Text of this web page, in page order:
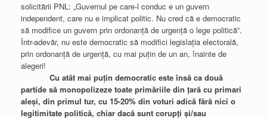
solicitării PNL: „Guvernul pe care-l conduc e un guvern
independent, care nu e implicat politic. Nu cred că e democratic
să modifice un guvern prin ordonanță de urgență o lege politică”.
Într-adevăr, nu este democratic să modifici legislația electorală,
prin ordonanță de urgență, cu mai puțin de un an, înainte de
alegeri!
Cu atât mai puțin democratic este însă ca două
partide să monopolizeze toate primăriile din țară cu primari
aleși, din primul tur, cu 15-20% din voturi adică fără nici o
legitimitate politică, chiar dacă sunt corupți și/sau